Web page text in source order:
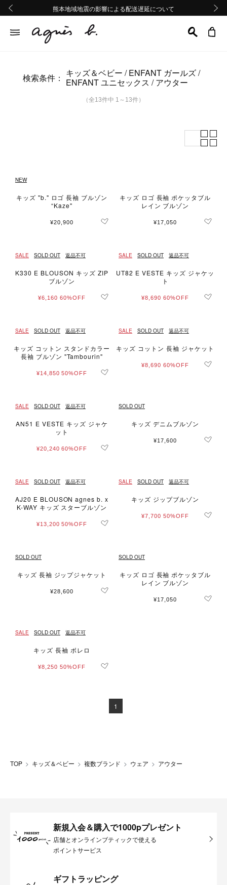
熊本地域地震の影響による配送遅延について
Summer Sale 2buy10%OFF!!
熊本地域地震の影響による配送遅延について
Summer Sale 2buy10%OFF!!
検索条件： キッズ＆ベビー
ENFANT ガールズ
ENFANT ユニセックス
アウター
（全13件中 1～13件）
NEW
キッズ "b." ロゴ 長袖 ブルゾン
“Kaze"
¥20,900
キッズ ロゴ 長袖 ポケッタブル
レイン ブルゾン
¥17,050
SALE SOLD OUT 返品不可
K330 E BLOUSON キッズ ZIP
ブルゾン
¥6,160 60%OFF
SALE SOLD OUT 返品不可
UT82 E VESTE キッズ ジャケッ
ト
¥8,690 60%OFF
SALE SOLD OUT 返品不可
キッズ コットン スタンドカラー
長袖 ブルゾン "Tambourin"
¥14,850 50%OFF
SALE SOLD OUT 返品不可
キッズ コットン 長袖 ジャケット
¥8,690 60%OFF
SALE SOLD OUT 返品不可
AN51 E VESTE キッズ ジャケ
ット
¥20,240 60%OFF
SOLD OUT
キッズ デニムブルゾン
¥17,600
SALE SOLD OUT 返品不可
AJ20 E BLOUSON agnes b. x
K-WAY キッズ スターブルゾン
¥13,200 50%OFF
SALE SOLD OUT 返品不可
キッズ ジップブルゾン
¥7,700 50%OFF
SOLD OUT
キッズ 長袖 ジップジャケット
¥28,600
SOLD OUT
キッズ ロゴ 長袖 ポケッタブル
レイン ブルゾン
¥17,050
SALE SOLD OUT 返品不可
キッズ 長袖 ボレロ
¥8,250 50%OFF
1
TOP キッズ＆ベビー 複数ブランド ウェア アウター
新規入会＆購入で1000pプレゼント
店舗とオンラインブティックで使える
ポイントサービス
ギフトラッピング